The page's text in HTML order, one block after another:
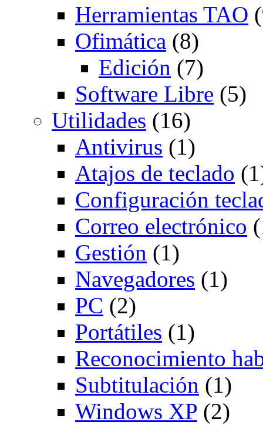
Herramientas TAO
Ofimática (8)
Edición (7)
Software Libre (5)
Utilidades (16)
Antivirus (1)
Atajos de teclado
Configuración
Correo electrónico
Gestión (1)
Navegadores (1)
PC (2)
Portátiles (1)
Reconocimiento
Subtitulación (1)
Windows XP (2)